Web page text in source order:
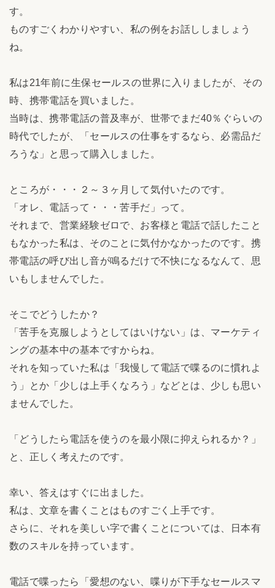
す。
ものすごくわかりやすい、私の例をお話ししましょう
ね。
私は21年前に生保セールスの世界に入りましたが、その
時、携帯電話を買いました。
当時は、携帯電話の普及率が、世帯でまだ40％ぐらいの
時代でしたが、「セールスの仕事をするなら、必需品だ
ろうな」と思って購入しました。
ところが・・・２～３ヶ月して気付いたのです。
「オレ、電話って・・・苦手だ」って。
それまで、営業経験ゼロで、お客様と電話で話したこと
もなかった私は、そのことに気付かなかったのです。携
帯電話の呼び出し音が鳴るだけで不快になるなんて、思
いもしませんでした。
そこでどうしたか？
「苦手を克服しようとしてはいけない」は、マーケティ
ングの基本中の基本ですからね。
それを知っていた私は「我慢して電話で喋るのに慣れよ
う」とか「少しは上手くなろう」などとは、少しも思い
ませんでした。
「どうしたら電話を使うのを最小限に抑えられるか？」
と、正しく考えたのです。
幸い、答えはすぐに出ました。
私は、文章を書くことはものすごく上手です。
さらに、それを美しい字で書くことについては、日本有
数のスキルを持っています。
電話で喋ったら「愛想のない、喋りが下手なセールスマ